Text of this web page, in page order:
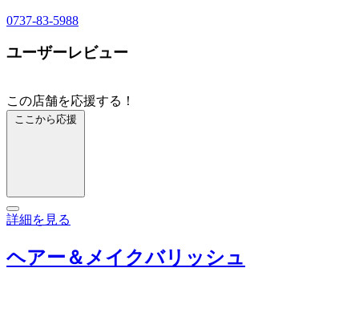
0737-83-5988
ユーザーレビュー
この店舗を応援する！
ここから応援
詳細を見る
ヘアー＆メイクバリッシュ